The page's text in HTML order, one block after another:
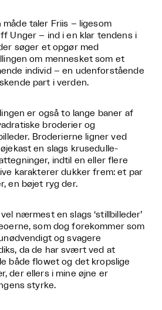
måde taler Friis – ligesom
Unger – ind i en klar tendens i
søger et opgør med
om mennesket som et
individ – en udenforstående
part i verden.
er også to lange baner af
broderier og
Broderierne ligner ved
en slags krusedulle-
indtil en eller flere
karakterer dukker frem: et par
en bøjet ryg der.
vel nærmest en slags ‘stillbilleder’
som dog forekommer som
og svagere
da de har svært ved at
både flowet og det kropslige
der ellers i mine øjne er
styrke.